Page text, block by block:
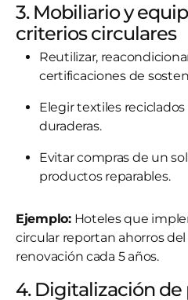
3. Mobiliario y
criterios circulares
Reutilizar,
certificaciones de
Elegir textiles
duraderas.
Evitar compras de un
productos reparables.
Ejemplo:Hoteles que
circular reportan ahorros
renovación cada 5 años.
4. Digitalización de